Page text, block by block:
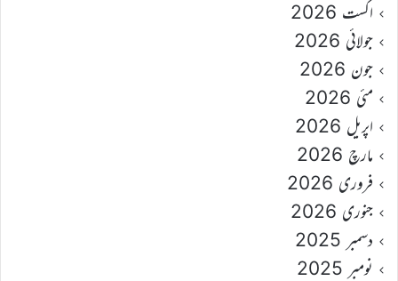
اگست 2026
جولائی 2026
جون 2026
مئی 2026
اپریل 2026
مارچ 2026
فروری 2026
جنوری 2026
دسمبر 2025
نومبر 2025